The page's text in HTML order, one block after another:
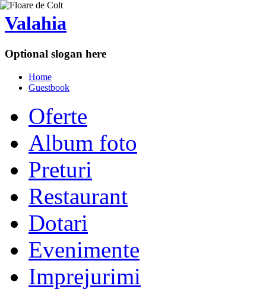
Valahia
Optional slogan here
Home
Guestbook
Oferte
Album foto
Preturi
Restaurant
Dotari
Evenimente
Imprejurimi